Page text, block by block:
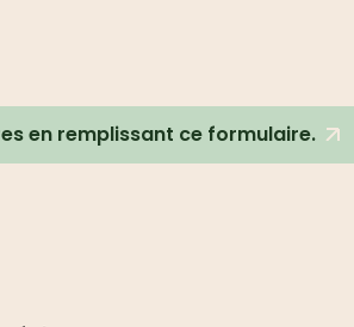
en remplissant ce formulaire.